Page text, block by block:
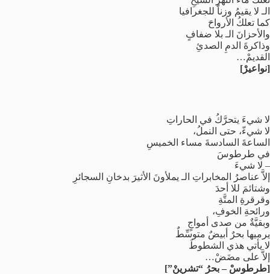
الـ لا يقيمُ وزناً للجغرافيا
كما تعلكُ الأرواحَ
والأحزانَ الـ بلا ضفافٍ
وذاكرةَ الدمِ الصدئِ
القديمْ…
[نواعيرْ]
لا شيءَ يتحرَّكُ في الحاراتِ
لا شيءّ، حتى النملُ،
الساعةَ السادسةَ مساء الخميسِ
في طرطوسَ
– لا شيءَ
إلاَّ عناصرُ المخابراتِ الـ يملأونَ الأثيرَ بدخانِ السجائرِ
وشتائمَ للا أحدَ
وقرقرةِ المتَّةِ
ورائحةِ الخوفِ،
وبقيَّةٌ من صدى أمواجٍ
يرميها بحرٌ أبيضٌ متوسِّطٌ
لا يأتي هذي الشطوطَ
إلاَّ على مضَضْ…
[طرطوسْ – بحرُ “تشرينْ”]